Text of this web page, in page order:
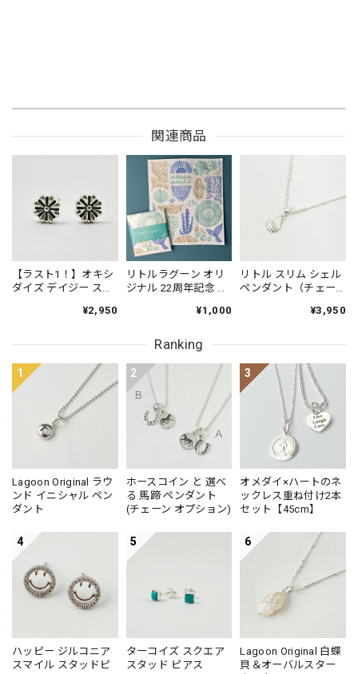
関連商品
【ラスト1！】オキシ
ダイズ デイジー スタ
¥2,950
リトルラグーン オリ
ジナル 22周年記念 蚊
¥1,000
リトル スリム シェル
ペンダント（チェー
海 オーシャン ビーチ
¥3,950
Ranking
1
Lagoon Original ラウ
ンド イニシャル ペン
ダント
2
ホースコイン と 選べ
る 馬蹄 ペンダント
(チェーン オプション)
3
オメダイ×ハートのネ
ックレス重ね付け2本
セット【45cm】
4
ハッピー ジルコニア
スマイル スタッドピ
5
ターコイズ スクエア
スタッド ピアス
6
Lagoon Original 白蝶
貝＆オーバルスター